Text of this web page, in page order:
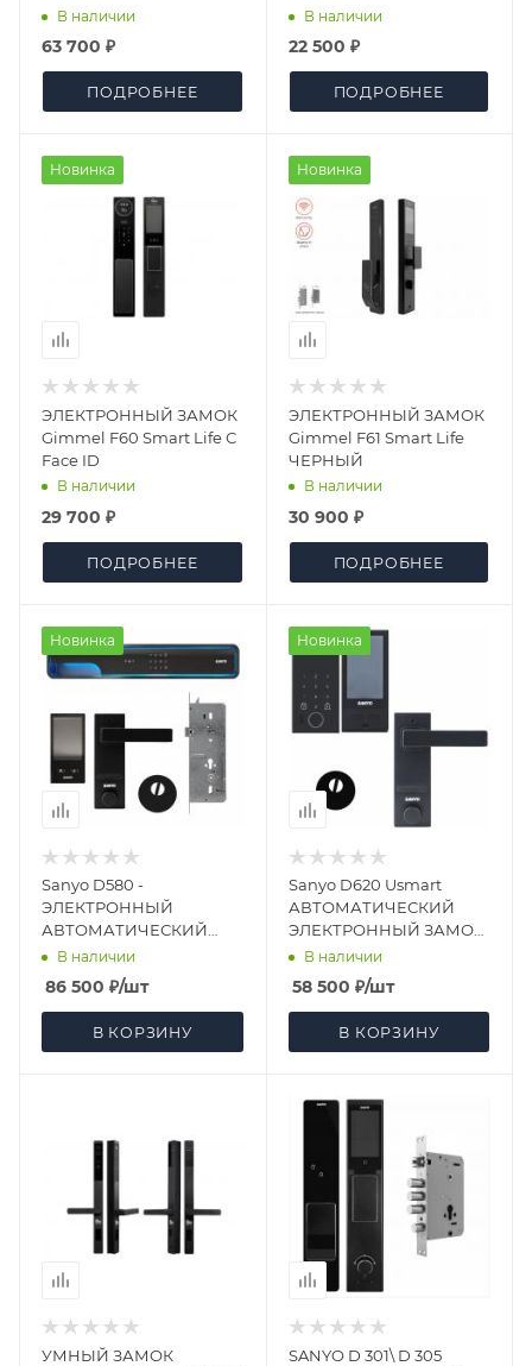
ЛИЦА KAADAS K20F
В наличии
63 700 ₽
ПОДРОБНЕЕ
ЧЕРНЫЙ
В наличии
22 500 ₽
ПОДРОБНЕЕ
Новинка
ЭЛЕКТРОННЫЙ ЗАМОК
Gimmel F60 Smart Life С
Face ID
В наличии
29 700 ₽
ПОДРОБНЕЕ
Новинка
ЭЛЕКТРОННЫЙ ЗАМОК
Gimmel F61 Smart Life
ЧЕРНЫЙ
В наличии
30 900 ₽
ПОДРОБНЕЕ
Новинка
Sanyo D580 -
ЭЛЕКТРОННЫЙ
АВТОМАТИЧЕСКИЙ
ВРЕЗНОЙ ЗАМОК
В наличии
86 500 ₽/шт
В КОРЗИНУ
Новинка
Sanyo D620 Usmart
АВТОМАТИЧЕСКИЙ
ЭЛЕКТРОННЫЙ ЗАМОК
СО СКАНОМ ЛИЦА (Face
В наличии
58 500 ₽/шт
В КОРЗИНУ
УМНЫЙ ЗАМОК
SANYO D 301\ D 305